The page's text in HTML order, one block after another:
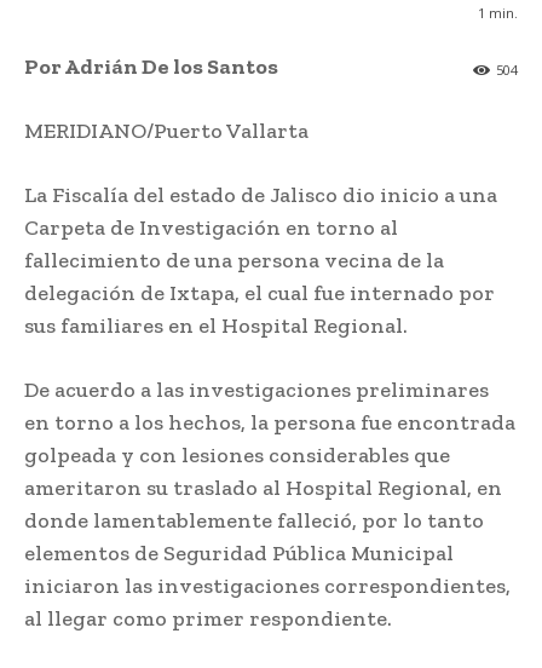
1 min.
504
Por Adrián De los Santos
MERIDIANO/Puerto Vallarta
La Fiscalía del estado de Jalisco dio inicio a una
Carpeta de Investigación en torno al
fallecimiento de una persona vecina de la
delegación de Ixtapa, el cual fue internado por
sus familiares en el Hospital Regional.
De acuerdo a las investigaciones preliminares
en torno a los hechos, la persona fue encontrada
golpeada y con lesiones considerables que
ameritaron su traslado al Hospital Regional, en
donde lamentablemente falleció, por lo tanto
elementos de Seguridad Pública Municipal
iniciaron las investigaciones correspondientes,
al llegar como primer respondiente.